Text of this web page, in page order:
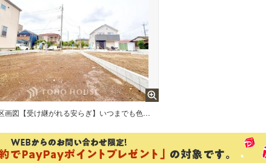
区画図【受け継がれる安らぎ】いつまでも色褪せない、洗練されたデザイン。